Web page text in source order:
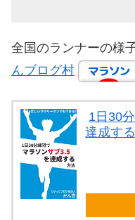
全国のランナーの様
んブログ村
1日30
達成す